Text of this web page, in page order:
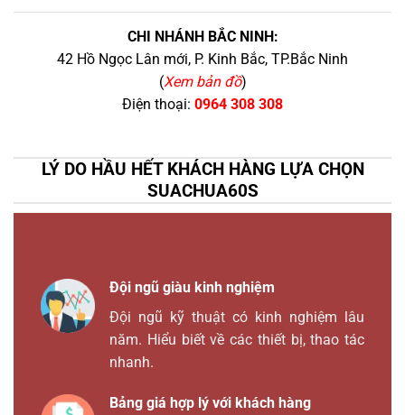
CHI NHÁNH BẮC NINH:
42 Hồ Ngọc Lân mới, P. Kinh Bắc, TP.Bắc Ninh
(Xem bản đồ)
Điện thoại: 0964 308 308
LÝ DO HẦU HẾT KHÁCH HÀNG LỰA CHỌN
SUACHUA60S
Đội ngũ giàu kinh nghiệm
Đội ngũ kỹ thuật có kinh nghiệm lâu
năm. Hiểu biết về các thiết bị, thao tác
nhanh.
Bảng giá hợp lý với khách hàng